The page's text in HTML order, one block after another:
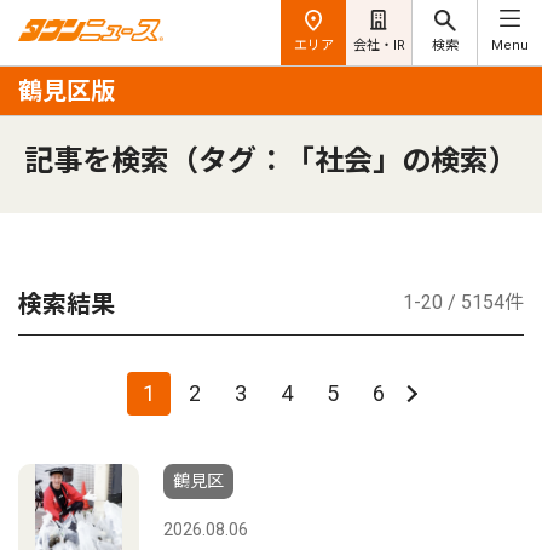
エリア 会社・IR 検索 Menu
鶴見区版
記事を検索（タグ：「社会」の検索）
検索結果 1-20 / 5154件
1 2 3 4 5 6
鶴見区
2026.08.06